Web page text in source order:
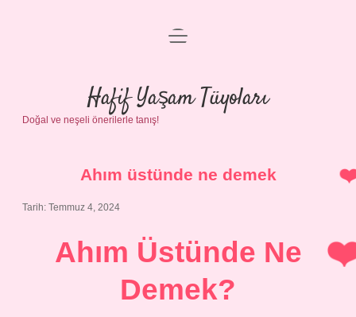
Anasayfa
Gizlilik Politikası
Yasal Uyarı
menüyü
Hafif Yaşam Tüyoları
Doğal ve neşeli önerilerle tanış!
Ahım üstünde ne demek
Tarih: Temmuz 4, 2024
Ahım Üstünde Ne
Demek?